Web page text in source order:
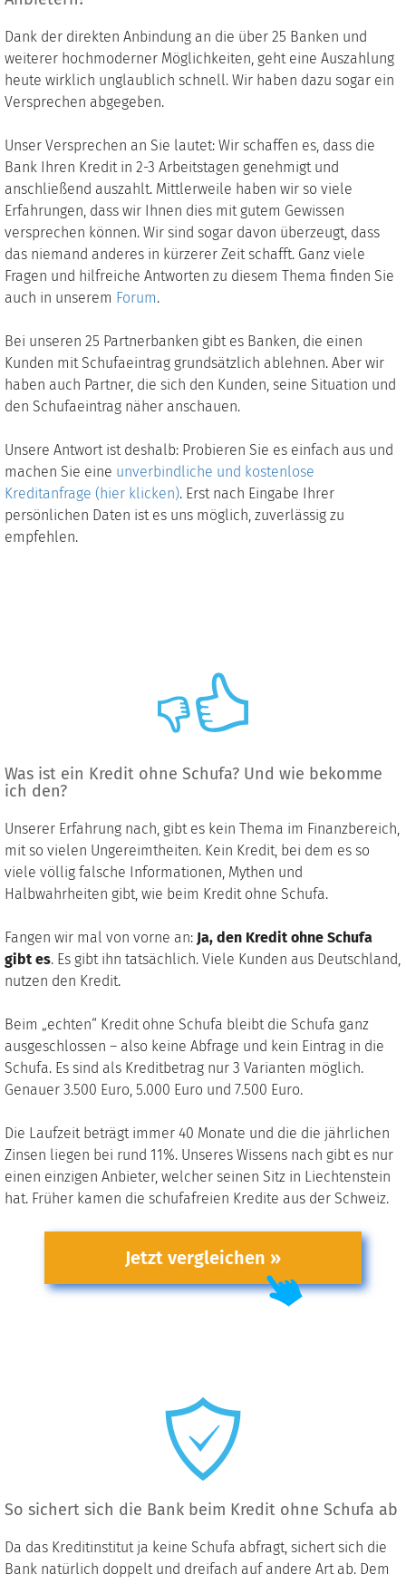
Dank der direkten Anbindung an die über 25 Banken und
weiterer hochmoderner Möglichkeiten, geht eine Auszahlung
heute wirklich unglaublich schnell. Wir haben dazu sogar ein
Versprechen abgegeben.
Unser Versprechen an Sie lautet: Wir schaffen es, dass die
Bank Ihren Kredit in 2-3 Arbeitstagen genehmigt und
anschließend auszahlt. Mittlerweile haben wir so viele
Erfahrungen, dass wir Ihnen dies mit gutem Gewissen
versprechen können. Wir sind sogar davon überzeugt, dass
das niemand anderes in kürzerer Zeit schafft. Ganz viele
Fragen und hilfreiche Antworten zu diesem Thema finden Sie
auch in unserem Forum.
Bei unseren 25 Partnerbanken gibt es Banken, die einen
Kunden mit Schufaeintrag grundsätzlich ablehnen. Aber wir
haben auch Partner, die sich den Kunden, seine Situation und
den Schufaeintrag näher anschauen.
Unsere Antwort ist deshalb: Probieren Sie es einfach aus und
machen Sie eine unverbindliche und kostenlose
Kreditanfrage (hier klicken). Erst nach Eingabe Ihrer
persönlichen Daten ist es uns möglich, zuverlässig zu
empfehlen.
Was ist ein Kredit ohne Schufa? Und wie bekomme
ich den?
Unserer Erfahrung nach, gibt es kein Thema im Finanzbereich,
mit so vielen Ungereimtheiten. Kein Kredit, bei dem es so
viele völlig falsche Informationen, Mythen und
Halbwahrheiten gibt, wie beim Kredit ohne Schufa.
Fangen wir mal von vorne an: Ja, den Kredit ohne Schufa
gibt es. Es gibt ihn tatsächlich. Viele Kunden aus Deutschland,
nutzen den Kredit.
Beim „echten“ Kredit ohne Schufa bleibt die Schufa ganz
ausgeschlossen – also keine Abfrage und kein Eintrag in die
Schufa. Es sind als Kreditbetrag nur 3 Varianten möglich.
Genauer 3.500 Euro, 5.000 Euro und 7.500 Euro.
Die Laufzeit beträgt immer 40 Monate und die die jährlichen
Zinsen liegen bei rund 11%. Unseres Wissens nach gibt es nur
einen einzigen Anbieter, welcher seinen Sitz in Liechtenstein
hat. Früher kamen die schufafreien Kredite aus der Schweiz.
Jetzt vergleichen »
So sichert sich die Bank beim Kredit ohne Schufa ab
Da das Kreditinstitut ja keine Schufa abfragt, sichert sich die
Bank natürlich doppelt und dreifach auf andere Art ab. Dem